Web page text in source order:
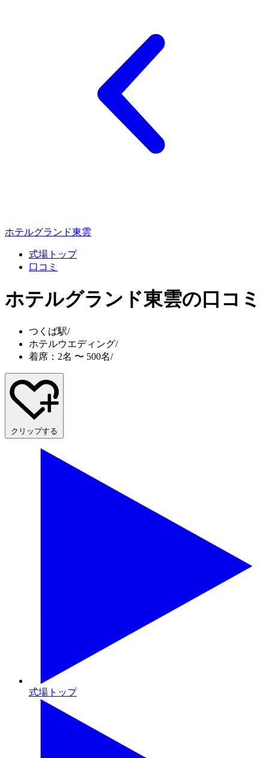
ホテルグランド東雲
式場トップ
口コミ
ホテルグランド東雲の口コミ
つくば駅/
ホテルウエディング/
着席：2名 〜 500名/
クリップする
式場トップ